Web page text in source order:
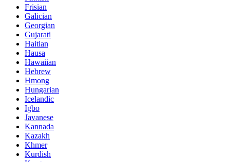
Frisian
Galician
Georgian
Gujarati
Haitian
Hausa
Hawaiian
Hebrew
Hmong
Hungarian
Icelandic
Igbo
Javanese
Kannada
Kazakh
Khmer
Kurdish